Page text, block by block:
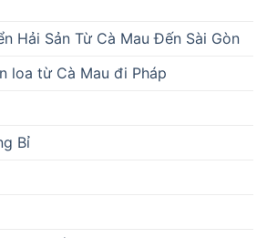
Hải Sản Từ Cà Mau Đến Sài Gòn
loa từ Cà Mau đi Pháp
Bỉ